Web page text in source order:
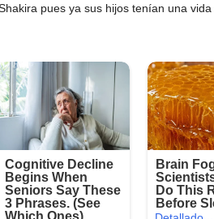
pues ya sus hijos tenían una vida